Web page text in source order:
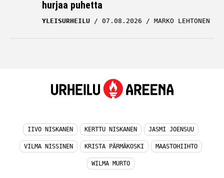
hurjaa puhetta
YLEISURHEILU 07.08.2026 MARKO LEHTONEN
IIVO NISKANEN KERTTU NISKANEN JASMI JOENSUU
VILMA NISSINEN KRISTA PÄRMÄKOSKI MAASTOHIIHTO
WILMA MURTO